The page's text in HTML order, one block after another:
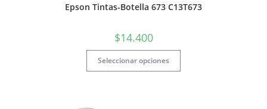
Epson Tintas-Botella 673 C13T673
$14.400
Seleccionar opciones